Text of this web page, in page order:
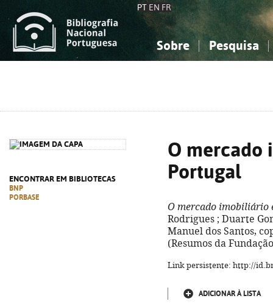
PT EN FR
Sobre Pesquisa
ENCONTRAR EM BIBLIOTECAS
BNP
PORBASE
O mercado
Portugal
O mercado imobiliário
Rodrigues ; Duarte
Manuel dos Santos,
(Resumos da
Link persistente: http://
ADICIONAR À LISTA